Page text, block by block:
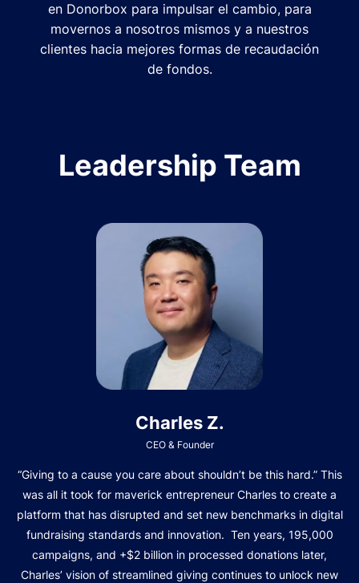
en Donorbox para impulsar el cambio, para
movernos a nosotros mismos y a nuestros
clientes hacia mejores formas de recaudación
de fondos.
Leadership Team
Charles Z.
CEO & Founder
“Giving to a cause you care about shouldn’t be this hard.” This
was all it took for maverick entrepreneur Charles to create a
platform that has disrupted and set new benchmarks in digital
fundraising standards and innovation. Ten years, 195,000
campaigns, and +$2 billion in processed donations later,
Charles’ vision of streamlined giving continues to unlock new